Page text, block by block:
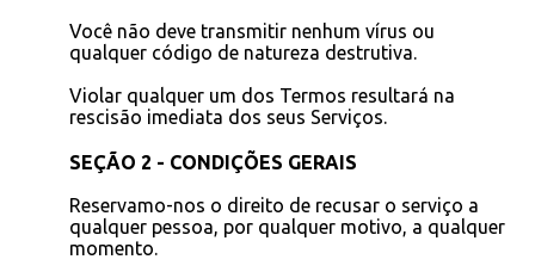
Você não deve transmitir nenhum vírus ou
qualquer código de natureza destrutiva.
Violar qualquer um dos Termos resultará na
rescisão imediata dos seus Serviços.
SEÇÃO 2 - CONDIÇÕES GERAIS
Reservamo-nos o direito de recusar o serviço a
qualquer pessoa, por qualquer motivo, a qualquer
momento.